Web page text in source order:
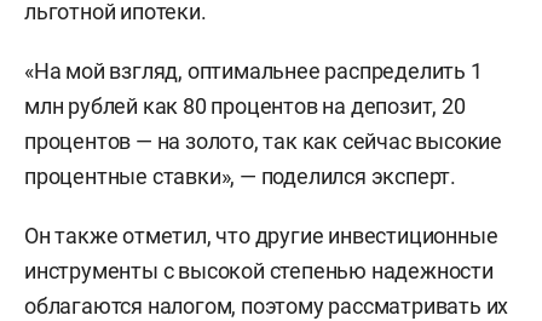
льготной ипотеки.
«На мой взгляд, оптимальнее распределить 1
млн рублей как 80 процентов на депозит, 20
процентов — на золото, так как сейчас высокие
процентные ставки», — поделился эксперт.
Он также отметил, что другие инвестиционные
инструменты с высокой степенью надежности
облагаются налогом, поэтому рассматривать их